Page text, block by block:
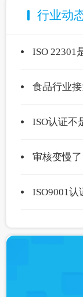
行业动
ISO 22301
食品行业
ISO认证不
审核变慢
ISO9001认